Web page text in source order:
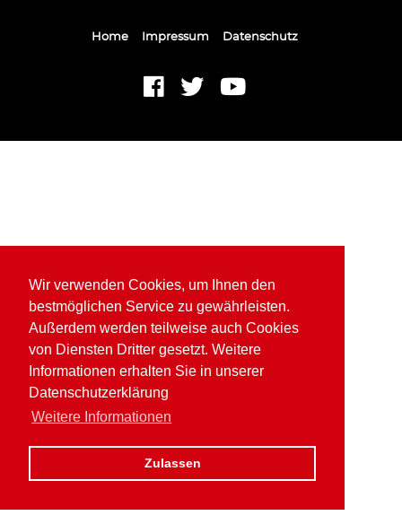
Wir verwenden Cookies, um Ihnen den
bestmöglichen Service zu gewährleisten.
Außerdem werden teilweise auch Cookies
von Diensten Dritter gesetzt. Weitere
Informationen erhalten Sie in unserer
Datenschutzerklärung
Weitere Informationen
Zulassen
Home Impressum Datenschutz